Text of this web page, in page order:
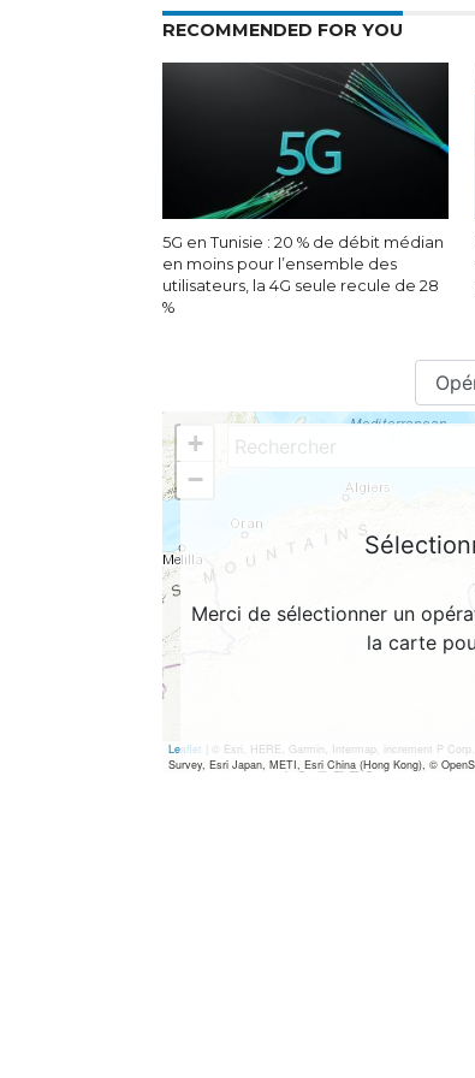
RECOMMENDED FOR YOU
5G en Tunisie : 20 % de débit médian
en moins pour l’ensemble des
utilisateurs, la 4G seule recule de 28
%